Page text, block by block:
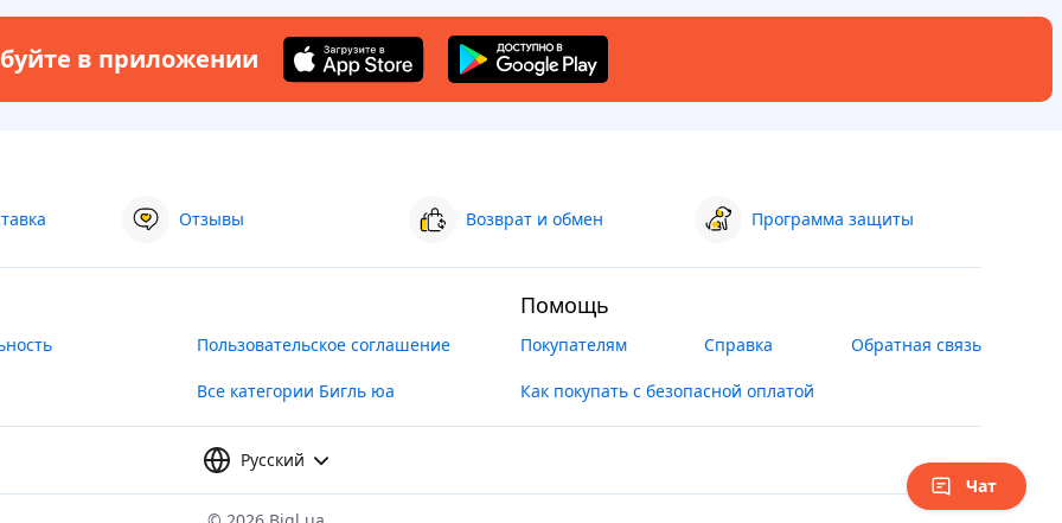
в приложении
Отзывы Возврат и обмен Программа защиты
Пользовательское соглашение
Все категории Бигль юа
Помощь
Покупателям Справка Обратная связь
Как покупать с безопасной оплатой
Русский
Чат